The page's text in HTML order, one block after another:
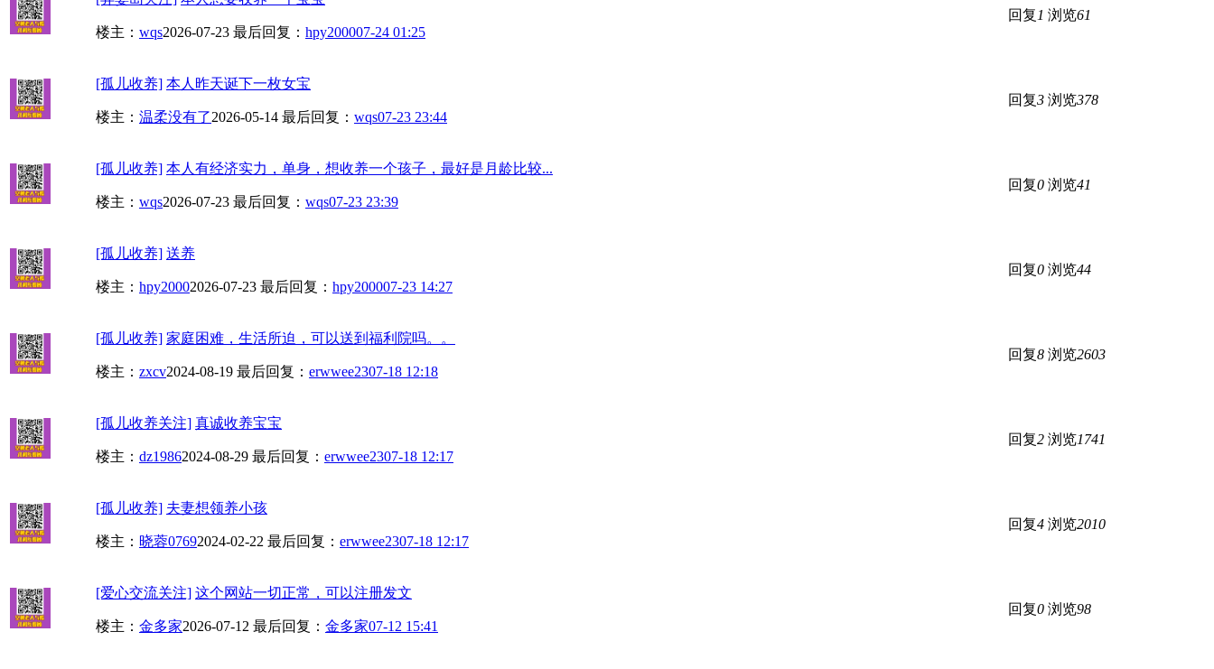
楼主： wqs2026-07-23 最后回复： hpy200007-24 01:25
回复 1 浏览61
[孤儿收养] 本人昨天诞下一枚女宝
楼主： 温柔没有了2026-05-14 最后回复： wqs07-23 23:44
回复3 浏览378
[孤儿收养] 本人有经济实力，单身，想收养一个孩子，最好是月龄比较...
楼主： wqs2026-07-23 最后回复： wqs07-23 23:39
回复0 浏览41
[孤儿收养] 送养
楼主： hpy20002026-07-23 最后回复： hpy200007-23 14:27
回复0 浏览44
[孤儿收养] 家庭困难，生活所迫，可以送到福利院吗。。
楼主： zxcv2024-08-19 最后回复： erwwee2307-18 12:18
回复8 浏览2603
[孤儿收养关注] 真诚收养宝宝
楼主： dz19862024-08-29 最后回复： erwwee2307-18 12:17
回复2 浏览1741
[孤儿收养] 夫妻想领养小孩
楼主： 晓蓉07692024-02-22 最后回复： erwwee2307-18 12:17
回复4 浏览2010
[爱心交流关注] 这个网站一切正常，可以注册发文
楼主： 金多家2026-07-12 最后回复： 金多家07-12 15:41
回复0 浏览98